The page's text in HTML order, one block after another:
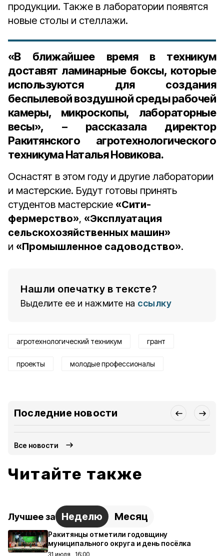
продукции. Также в лаборатории появятся
новые столы и стеллажи.
«В ближайшее время в техникум
доставят ламинарные боксы, которые
используются для создания
беспылевой воздушной среды рабочей
камеры, микроскопы, лабораторные
весы», – рассказала директор
Ракитянского агротехнологического
техникумаНаталья Новикова.
Оснастят в этом году и другие лаборатории
и мастерские. Будут готовы принять
студентов мастерские «Сити-
фермерство», «Эксплуатация
сельскохозяйственных машин»
и «Промышленное садоводство».
Нашли опечатку в тексте?
Выделите ее и нажмите на ссылку
агротехнологический техникум грант
проекты молодые профессионалы
Последние новости
Все новости
Читайте также
Лучшее за Неделю Месяц
Ракитянцы отметили годовщину
муниципального округа и день посёлка
31 июля , 16:00